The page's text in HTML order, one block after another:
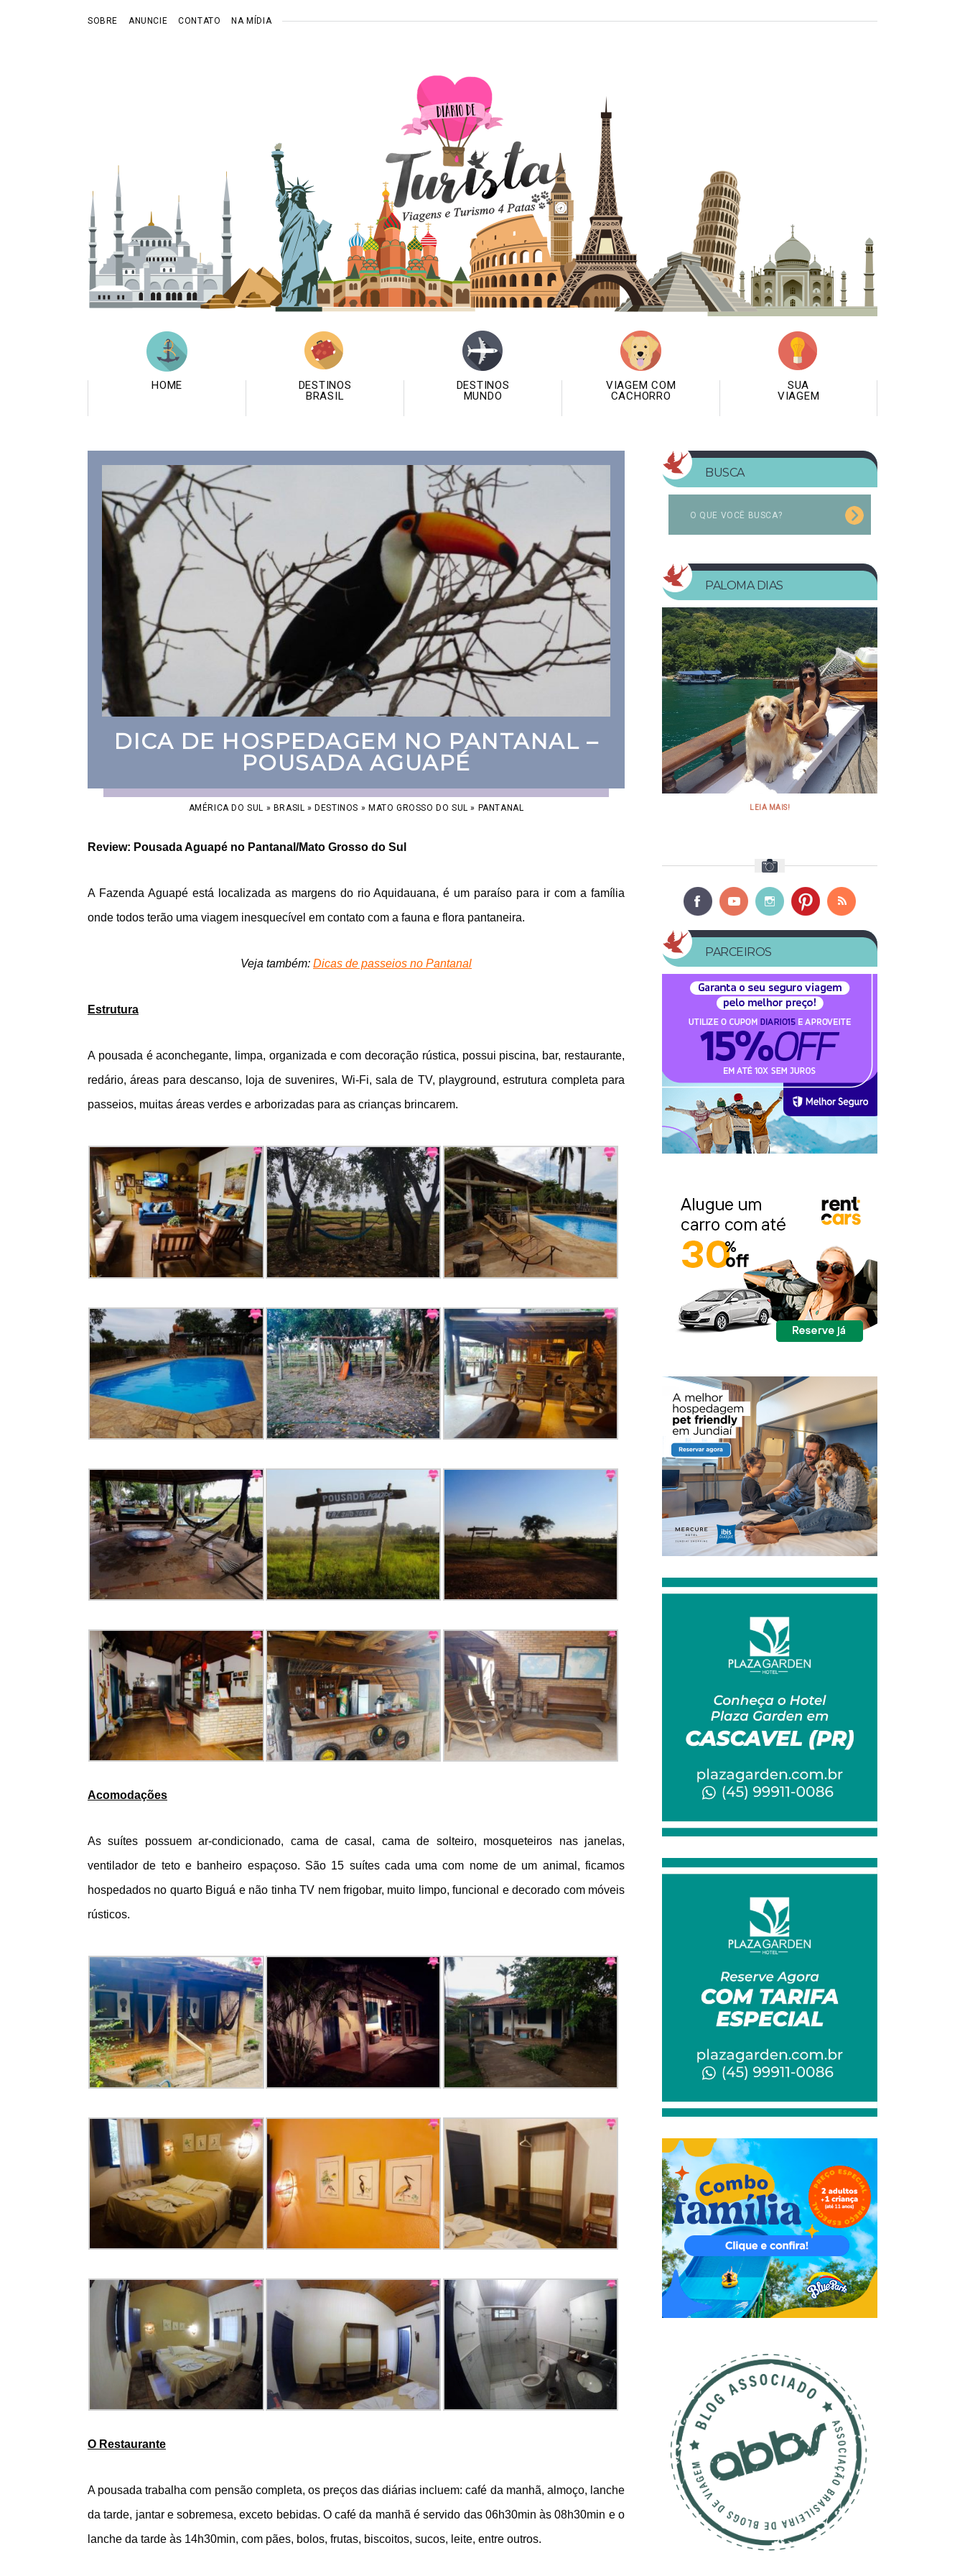
SOBRE ANUNCIE CONTATO NA MÍDIA
HOME
DESTINOS
BRASIL
DESTINOS
MUNDO
VIAGEM COM
CACHORRO
SUA
VIAGEM
DICA DE HOSPEDAGEM NO PANTANAL –
POUSADA AGUAPÉ
AMÉRICA DO SUL » BRASIL » DESTINOS » MATO GROSSO DO SUL » PANTANAL
Review: Pousada Aguapé no Pantanal/Mato Grosso do Sul
A Fazenda Aguapé está localizada as margens do rio Aquidauana, é um paraíso para ir com a família
onde todos terão uma viagem inesquecível em contato com a fauna e flora pantaneira.
Veja também: Dicas de passeios no Pantanal
Estrutura
A pousada é aconchegante, limpa, organizada e com decoração rústica, possui piscina, bar, restaurante,
redário, áreas para descanso, loja de suvenires, Wi-Fi, sala de TV, playground, estrutura completa para
passeios, muitas áreas verdes e arborizadas para as crianças brincarem.
Acomodações
As suítes possuem ar-condicionado, cama de casal, cama de solteiro, mosqueteiros nas janelas,
ventilador de teto e banheiro espaçoso. São 15 suítes cada uma com nome de um animal, ficamos
hospedados no quarto Biguá e não tinha TV nem frigobar, muito limpo, funcional e decorado com móveis
rústicos.
O Restaurante
A pousada trabalha com pensão completa, os preços das diárias incluem: café da manhã, almoço, lanche
da tarde, jantar e sobremesa, exceto bebidas. O café da manhã é servido das 06h30min às 08h30min e o
lanche da tarde às 14h30min, com pães, bolos, frutas, biscoitos, sucos, leite, entre outros.
BUSCA
PALOMA DIAS
LEIA MAIS!
PARCEIROS